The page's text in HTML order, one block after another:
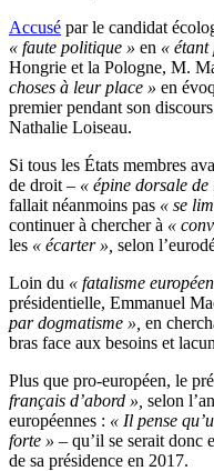
Accusé par le candidat
« faute politique » en « étant
Hongrie et la Pologne, M.
choses à leur place » en
premier pendant son
Nathalie Loiseau.
Si tous les États membres
de droit – « épine dorsale de
fallait néanmoins pas « se
continuer à chercher à «
les « écarter », selon
Loin du « fatalisme
présidentielle, Emmanuel
par dogmatisme », en
bras face aux besoins et
Plus que pro-européen, le
français d’abord », selon
européennes : « Il pense
forte » – qu’il se serait donc
de sa présidence en 2017.